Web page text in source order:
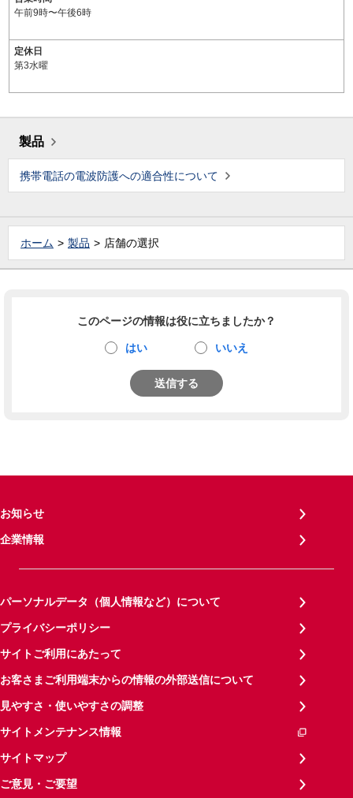
午前9時〜午後6時
定休日
第3水曜
製品
携帯電話の電波防護への適合性について
ホーム 製品 店舗の選択
このページの情報は役に立ちましたか？
はい いいえ
送信する
お知らせ
企業情報
パーソナルデータ（個人情報など）について
プライバシーポリシー
サイトご利用にあたって
お客さまご利用端末からの情報の外部送信について
見やすさ・使いやすさの調整
サイトメンテナンス情報
サイトマップ
ご意見・ご要望